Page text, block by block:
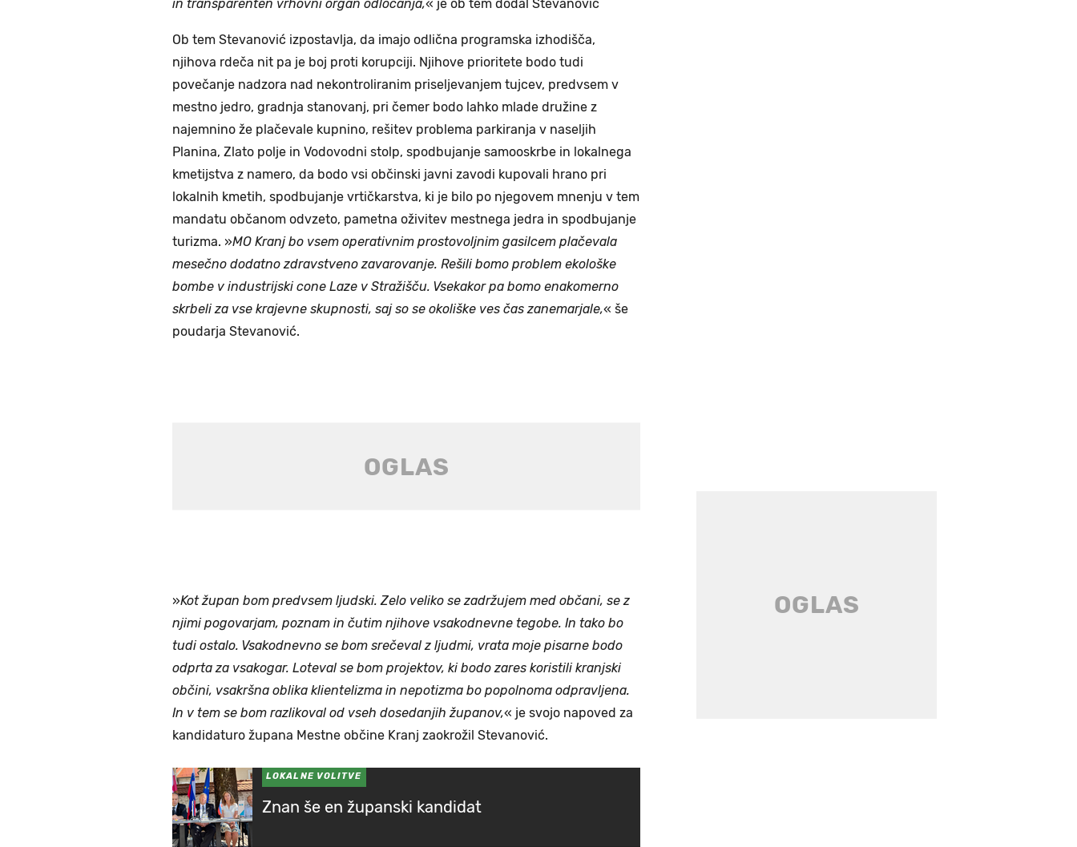
in transparenten vrhovni organ odločanja,« je ob tem dodal Stevanović
Ob tem Stevanović izpostavlja, da imajo odlična programska izhodišča,
njihova rdeča nit pa je boj proti korupciji. Njihove prioritete bodo tudi
povečanje nadzora nad nekontroliranim priseljevanjem tujcev, predvsem v
mestno jedro, gradnja stanovanj, pri čemer bodo lahko mlade družine z
najemnino že plačevale kupnino, rešitev problema parkiranja v naseljih
Planina, Zlato polje in Vodovodni stolp, spodbujanje samooskrbe in lokalnega
kmetijstva z namero, da bodo vsi občinski javni zavodi kupovali hrano pri
lokalnih kmetih, spodbujanje vrtičkarstva, ki je bilo po njegovem mnenju v tem
mandatu občanom odvzeto, pametna oživitev mestnega jedra in spodbujanje
turizma. »MO Kranj bo vsem operativnim prostovoljnim gasilcem plačevala
mesečno dodatno zdravstveno zavarovanje. Rešili bomo problem ekološke
bombe v industrijski cone Laze v Stražišču. Vsekakor pa bomo enakomerno
skrbeli za vse krajevne skupnosti, saj so se okoliške ves čas zanemarjale,« še
poudarja Stevanović.
»Kot župan bom predvsem ljudski. Zelo veliko se zadržujem med občani, se z
njimi pogovarjam, poznam in čutim njihove vsakodnevne tegobe. In tako bo
tudi ostalo. Vsakodnevno se bom srečeval z ljudmi, vrata moje pisarne bodo
odprta za vsakogar. Loteval se bom projektov, ki bodo zares koristili kranjski
občini, vsakršna oblika klientelizma in nepotizma bo popolnoma odpravljena.
In v tem se bom razlikoval od vseh dosedanjih županov,« je svojo napoved za
kandidaturo župana Mestne občine Kranj zaokrožil Stevanović.
LOKALNE VOLITVE
Znan še en županski kandidat